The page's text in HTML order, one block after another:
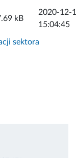
kB
2020-12-
15:04:45
sektora